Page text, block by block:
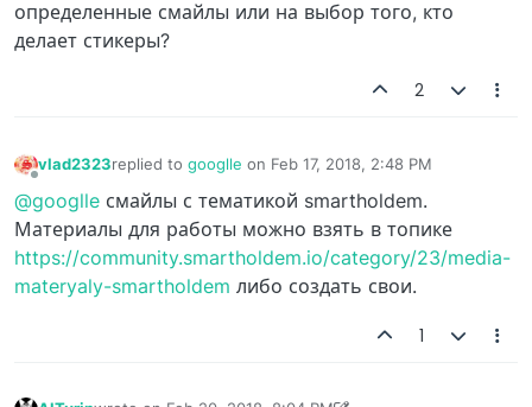
определенные смайлы или на выбор того, кто
делает стикеры?
2
vlad2323replied to googlle on Feb 17, 2018, 2:48 PM
last edited by
@googlle смайлы с тематикой smartholdem.
Материалы для работы можно взять в топике
https://community.smartholdem.io/category/23/media-
materyaly-smartholdem либо создать свои.
1